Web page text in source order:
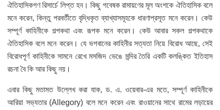
ঐতিহাসিকগণ রিসার্চে লিপ্ত হন। কিছু গবেষক রামায়ণের মূল অংশকে ঐতিহাসিক বলে
মনে করেন, কিন্তু পরবর্তীতে বৃদ্ধিকৃত ব্যাখ্যাসমূহকে ধারণাপ্রসূত মনে করেন। কেউ
সম্পূর্ণ কাহিনীকে গল্পকথা এবং রূপক মনে করেন। কেউ আবার সকল গল্পকথাকে
ঐতিহাসিক বলে মনে করেন। যে ভগবানের কাহিনীর সত্যতা নিয়ে বিরোধ আছে, সেই
বিরোধপূর্ণ কাহিনীকে সামনে রেখে মসজিদ ভেঙে মন্দির তৈরি একটি কলঙ্কিত ইতিহাস
রচনা বৈ কি আর কিছু নয়।
এবার কিছু মতামত উল্লেখ করা যাক, ড. এ. ওয়েবার-এর মতে, সম্পূর্ণ কাহিনীকে
আরিয়া সভ্যতার (Allegory) বলে মনে করেন এবং রাওয়ানের সাথে রামের লড়ায়ের